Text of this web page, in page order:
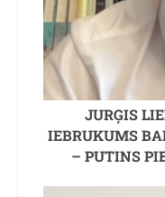
JURĢIS
IEBRUKUMS
– PUTINS